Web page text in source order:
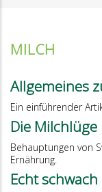
MILCH
Allgemeines
Ein einführender
Die Milchlüge
Behauptungen von
Ernährung.
Echt schwach